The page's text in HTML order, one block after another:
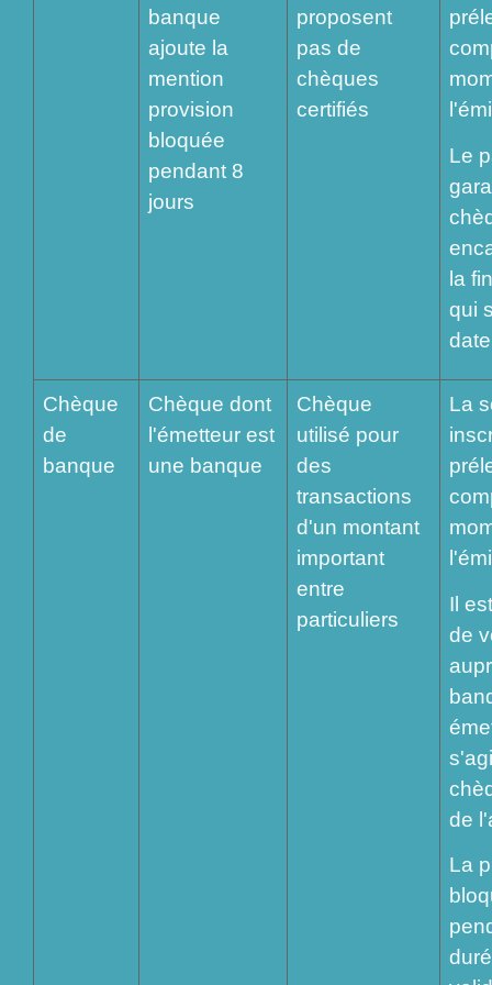
banque
ajoute la
mention
provision
bloquée
pendant 8
jours
proposent
pas de
chèques
certifiés
Le
la
qui
Chèque
de
banque
Chèque dont
l'émetteur est
une banque
Chèque
utilisé pour
des
transactions
d'un montant
important
entre
particuliers
La
Il
de
de
La